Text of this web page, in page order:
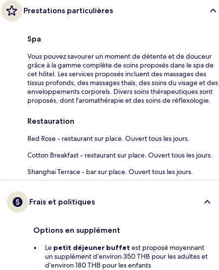
Prestations particulières
Spa
Vous pouvez savourer un moment de détente et de douceur
grâce à la gamme complète de soins proposés dans le spa de
cet hôtel. Les services proposés incluent des massages des
tissus profonds, des massages thaïs, des soins du visage et des
enveloppements corporels. Divers soins thérapeutiques sont
proposés, dont l'aromathérapie et des soins de réflexologie.
Restauration
Red Rose - restaurant sur place. Ouvert tous les jours.
Cotton Breakfast - restaurant sur place. Ouvert tous les jours.
Shanghai Terrace - bar sur place. Ouvert tous les jours.
Frais et politiques
Options en supplément
Le petit déjeuner buffet est proposé moyennant
un supplément d’environ 350 THB pour les adultes et
d’environ 180 THB pour les enfants